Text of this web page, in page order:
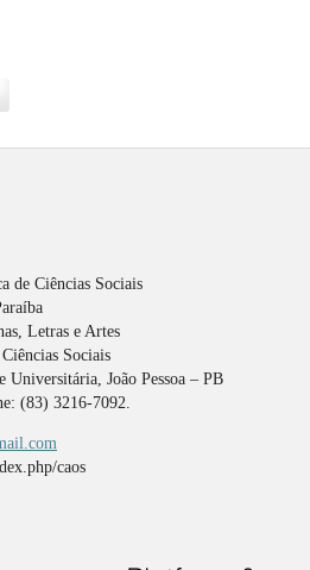
de Ciências Sociais
Letras e Artes
Sociais
Universitária, João Pessoa – PB
(83) 3216-7092.
caos